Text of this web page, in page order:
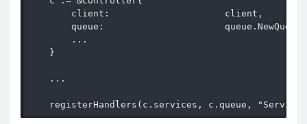
        client:                     client,
queue:
        ...
    }
    ...